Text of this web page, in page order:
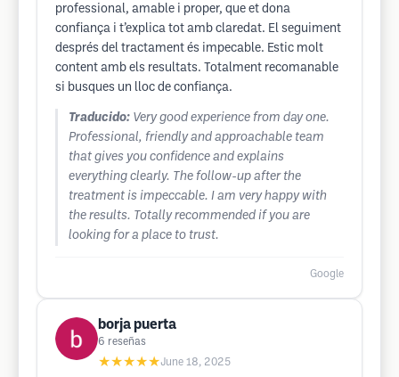
professional, amable i proper, que et dona
confiança i t’explica tot amb claredat. El seguiment
després del tractament és impecable. Estic molt
content amb els resultats. Totalment recomanable
si busques un lloc de confiança.
Traducido: Very good experience from day one.
Professional, friendly and approachable team
that gives you confidence and explains
everything clearly. The follow-up after the
treatment is impeccable. I am very happy with
the results. Totally recommended if you are
looking for a place to trust.
Google
borja puerta
6 reseñas
★★★★★June 18, 2025